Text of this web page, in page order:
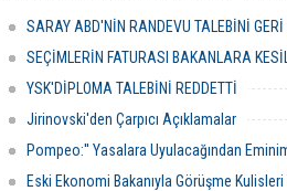
Cemevi’nde düzenlenen oruç açma
önemli
etti.
SARAY ABD'NİN RANDEVU TALEBİNİ GERİ
SEÇİMLERİN FATURASI BAKANLARA
YSK'DİPLOMA TALEBİNİ REDDETTİ
Jirinovski'den Çarpıcı Açıklamalar
Pompeo:'' Yasalara Uyulacağından
Eski Ekonomi Bakanıyla Görüşme